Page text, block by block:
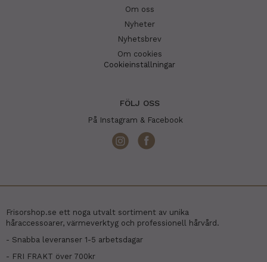
Om oss
Nyheter
Nyhetsbrev
Om cookies
Cookieinställningar
FÖLJ OSS
På Instagram & Facebook
Frisorshop.se ett noga utvalt sortiment av unika
håraccessoarer, värmeverktyg och professionell hårvård.
- Snabba leveranser 1-5 arbetsdagar
- FRI FRAKT över 700kr